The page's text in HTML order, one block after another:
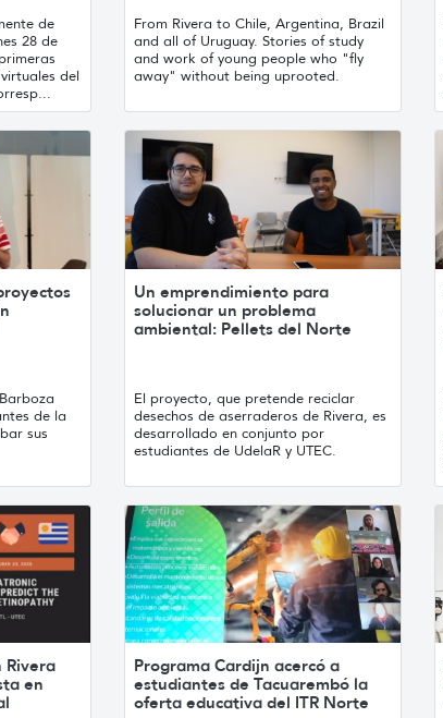
de
28 de
del
From Rivera to Chile, Argentina, Brazil
and all of Uruguay. Stories of study
and work of young people who "fly
away" without being uprooted.
de la
sus
Un emprendimiento para
solucionar un problema
ambiental: Pellets del Norte
El proyecto, que pretende reciclar
desechos de aserraderos de Rivera, es
desarrollado en conjunto por
estudiantes de UdelaR y UTEC.
Rivera
en
Programa Cardijn acercó a
estudiantes de Tacuarembó la
oferta educativa del ITR Norte